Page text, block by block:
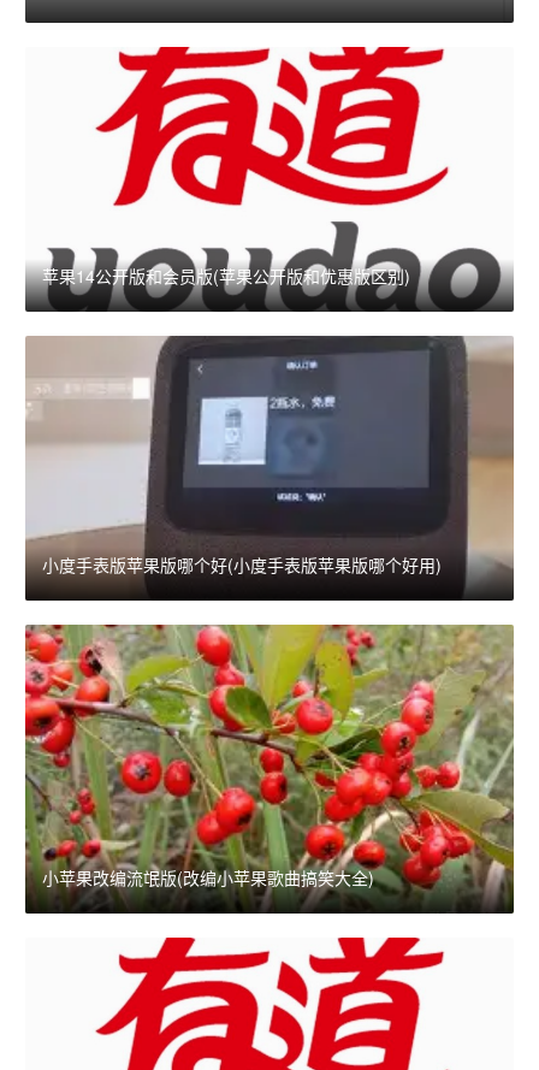
苹果14公开版和会员版(苹果公开版和优惠版区别)
小度手表版苹果版哪个好(小度手表版苹果版哪个好用)
小苹果改编流氓版(改编小苹果歌曲搞笑大全)